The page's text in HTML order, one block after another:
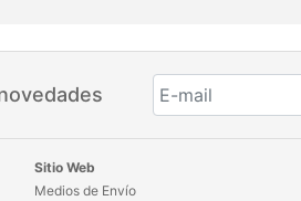
Sitio Web
Medios de Envío